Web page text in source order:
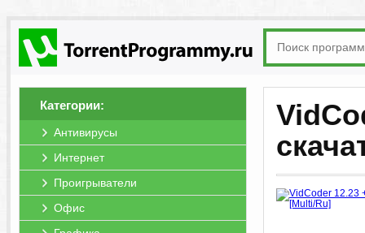
Категории:
Антивирусы
Интернет
Проигрыватели
Офис